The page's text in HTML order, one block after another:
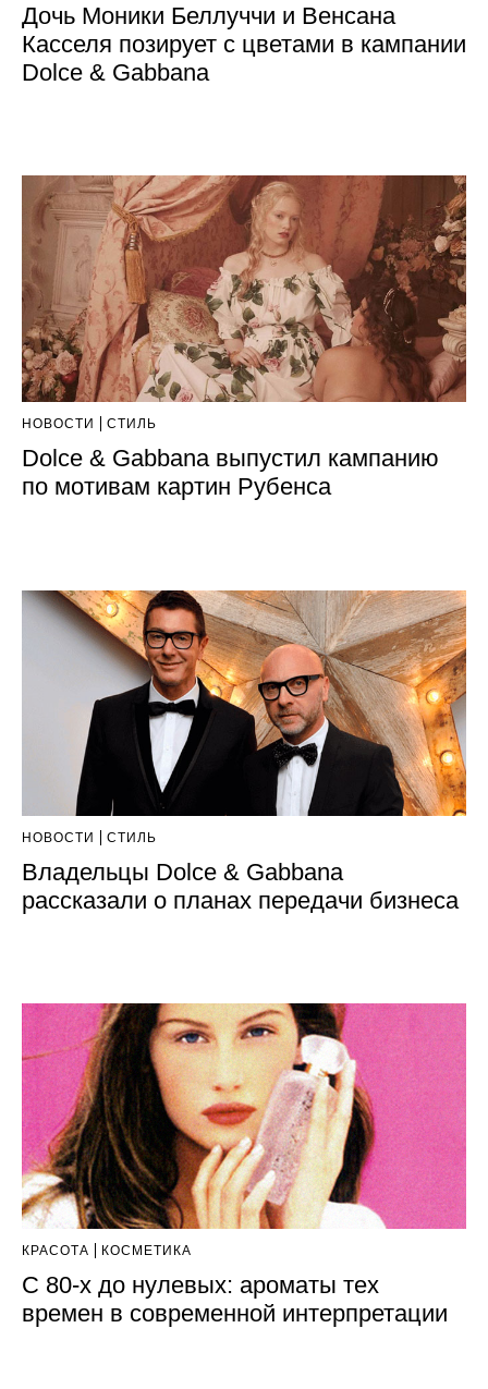
Дочь Моники Беллуччи и Венсана
Касселя позирует с цветами в кампании
Dolce & Gabbana
НОВОСТИ СТИЛЬ
Dolce & Gabbana выпустил кампанию
по мотивам картин Рубенса
НОВОСТИ СТИЛЬ
Владельцы Dolce & Gabbana
рассказали о планах передачи бизнеса
КРАСОТА КОСМЕТИКА
С 80-х до нулевых: ароматы тех
времен в современной интерпретации